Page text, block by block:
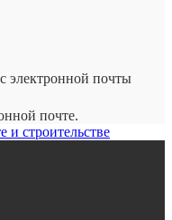
электронной почты
почте.
и строительстве